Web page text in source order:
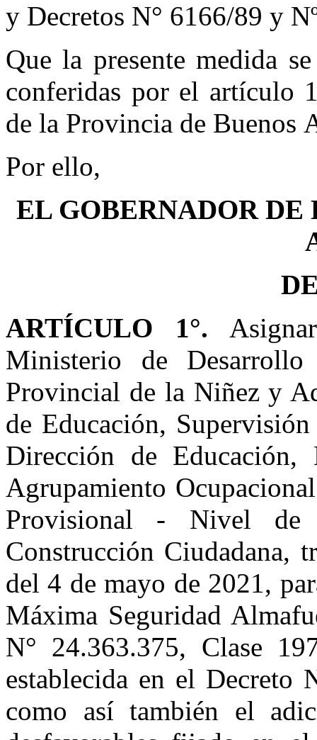
y Decretos N° 6166/89 y
Que la presente medida
conferidas por el artículo
de la Provincia de Buenos
Por ello,
EL GOBERNADOR DE
ARTÍCULO 1°.
Ministerio de
Provincial de la Niñez y
de Educación,
Dirección de
Agrupamiento
Provisional - Nivel de
Construcción Ciudadana,
del 4 de mayo de 2021,
Máxima Seguridad
N° 24.363.375, Clase
establecida en el Decreto
como así también el